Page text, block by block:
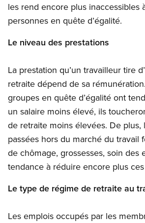
les rend encore plus inaccessibles
personnes en quête d’égalité.
Le niveau des prestations
La prestation qu’un travailleur tire
retraite dépend de sa
groupes en quête d’égalité ont
un salaire moins élevé, ils
de retraite moins élevées. De plus,
passées hors du marché du travail
de chômage, grossesses, soin des
tendance à réduire encore plus
Le type de régime de retraite au
Les emplois occupés par les